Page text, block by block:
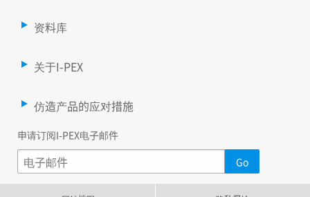
资料库
关于I-PEX
仿造产品的应对措施
申请订阅I-PEX电子邮件